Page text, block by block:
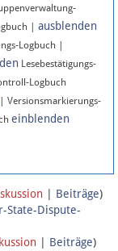
| ausblenden
Logbuch |
Lesebestätigungs-
Logbuch
| Versionsmarkierungs-
einblenden
Beiträge)
State-Dispute-
Beiträge)